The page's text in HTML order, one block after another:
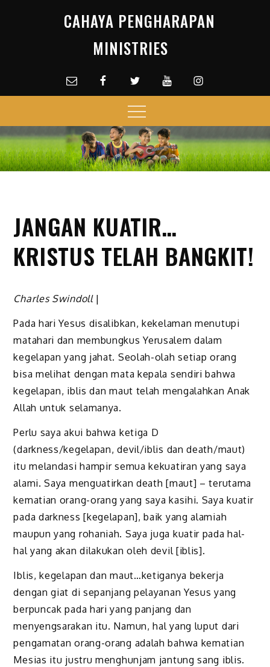
CAHAYA PENGHARAPAN
MINISTRIES
Email facebookTwitterYoutubeInstagram
Menu
JANGAN KUATIR…
KRISTUS TELAH BANGKIT!
Charles Swindoll |
Pada hari Yesus disalibkan, kekelaman menutupi
matahari dan membungkus Yerusalem dalam
kegelapan yang jahat. Seolah-olah setiap orang
bisa melihat dengan mata kepala sendiri bahwa
kegelapan, iblis dan maut telah mengalahkan Anak
Allah untuk selamanya.
Perlu saya akui bahwa ketiga D
(darkness/kegelapan, devil/iblis dan death/maut)
itu melandasi hampir semua kekuatiran yang saya
alami. Saya menguatirkan death [maut] – terutama
kematian orang-orang yang saya kasihi. Saya kuatir
pada darkness [kegelapan], baik yang alamiah
maupun yang rohaniah. Saya juga kuatir pada hal-
hal yang akan dilakukan oleh devil [iblis].
Iblis, kegelapan dan maut…ketiganya bekerja
dengan giat di sepanjang pelayanan Yesus yang
berpuncak pada hari yang panjang dan
menyengsarakan itu. Namun, hal yang luput dari
pengamatan orang-orang adalah bahwa kematian
Mesias itu justru menghunjam jantung sang iblis.